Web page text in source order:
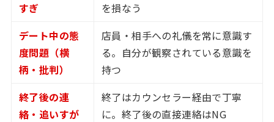
すぎ
を損なう
デート中の態
度問題（横
柄・批判）
店員・相手への礼儀を常に意識す
る。自分が観察されている意識を
持つ
終了後の連
絡・追いすが
終了はカウンセラー経由で丁寧
に。終了後の直接連絡はNG